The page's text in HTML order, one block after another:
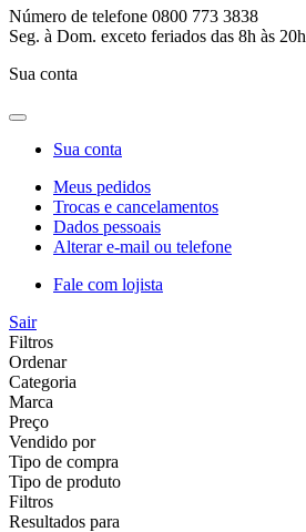
Número de telefone 0800 773 3838
Seg. à Dom. exceto feriados das 8h às 20h
Sua conta
Sua conta
Meus pedidos
Trocas e cancelamentos
Dados pessoais
Alterar e-mail ou telefone
Fale com lojista
Sair
Filtros
Ordenar
Categoria
Marca
Preço
Vendido por
Tipo de compra
Tipo de produto
Filtros
Resultados para